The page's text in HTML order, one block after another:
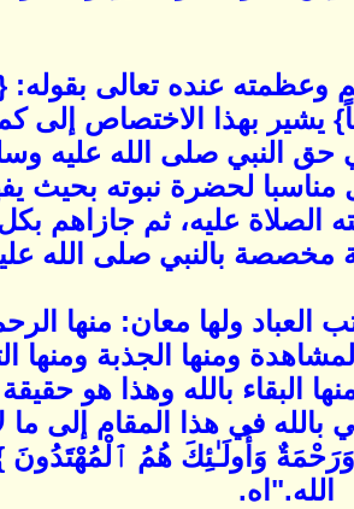
عنده تعالى بقوله:
يشير بهذا الاختصاص إلى
حق النبي صلى الله عليه
لحضرة نبوته بحيث
الصلاة عليه، ثم جازاهم
مخصصة بالنبي صلى الله
ولها معان: منها
ومنها الجذبة ومنها
البقاء بالله وهذا هو
في هذا المقام إلى ما
وَأُولَـٰئِكَ هُمُ ٱلْمُهْتَدُونَ }
الله."اه.